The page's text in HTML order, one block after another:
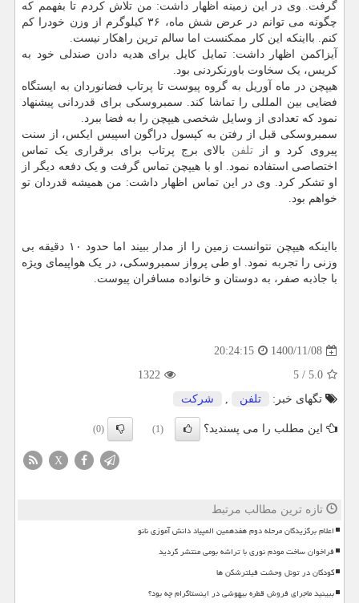
گرفت. وی در این زمینه اظهار داشت: من تلاش کردم تا بفهمم که
چگونه می توانم در عرض شش ماه، ۳۶ کیلوگرم از وزن خودرا کم
کنم. بااینکه این کار ممکنست اما سالم ترین راهکار نیست.
آیزاکمن اظهار داشت: تمایل کایل برای هدیه دادن صندلی خود به
کریس، یک سخاوت باورنکردنی بود.
هیپچن در ماه آوریل به گروه پیوست تا پرتاب فضانوردان به ایستگاه
فضایی بین المللی را تماشا کند. سمبروسکی برای قدردانی پیشنهاد
نمود که تعدادی از وسایل شخصی هیپچن را به فضا ببرد.
سمبروسکی قبل از رفتن به کپسول دراگون اسپیس ایکس، از سنت
پیروی کرد و از تلفن بالای برج پرتاب برای برقراری یک تماس
اختصاصی استفاده نمود. او با هیپچن تماس گرفت و یک دفعه دیگر از
او تشکر کرد. وی در این تماس اظهار داشت: من همیشه قدردان تو
خواهم بود.
بااینکه هیپچن نتوانست زمین را از مدار ببیند اما حدود ۱۰ دقیقه بی
وزنی را تجربه نمود. او طی پرواز سمبروسکی، در یک هواپیمای ویژه
با جاذبه صفر، به دوستان و خانواده مسافران پیوست.
1400/11/08
20:24:15
5.0
/
5
1322
تگهای خبر:
تلفن , شركت
این مطلب را می پسندید؟ (1)
(0)
X
تازه ترین مطالب مرتبط
اعلام برگزیدگان مرحله دوم هفدهمین المپیاد دانش آموزی نانو
فراخوان ساخت مودم نوری با تراشه بومی منتشر گردید
کودکان در تونل وحشت فیلترشکن ها
ببینید ماجرای فروش قطره بیهوشی در اینستاگرام چه بود؟